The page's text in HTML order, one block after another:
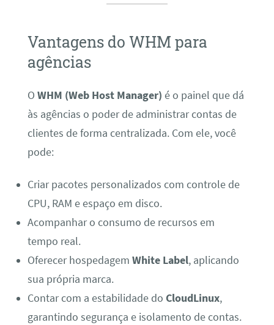
Vantagens do WHM para
agências
O WHM (Web Host Manager) é o painel que dá
às agências o poder de administrar contas de
clientes de forma centralizada. Com ele, você
pode:
Criar pacotes personalizados com controle de
CPU, RAM e espaço em disco.
Acompanhar o consumo de recursos em
tempo real.
Oferecer hospedagem White Label, aplicando
sua própria marca.
Contar com a estabilidade do CloudLinux,
garantindo segurança e isolamento de contas.